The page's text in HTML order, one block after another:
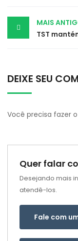
PostMAIS
DEIXE SEU
Você precisa fazer o
Quer falar
Desejando mais
atendê-los.
Fale com